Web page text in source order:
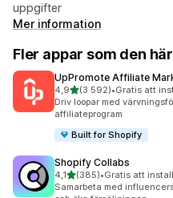
uppgifter
Mer information
Fler appar som den här
UpPromote Affiliate
4,9av 5 stjärnor
(3 592)
3592 recensioner totalt
•Gratis att
Driv loopar med
affiliateprogram
Built for Shopify
Shopify Collabs
4,1av 5 stjärnor
(385)
385 recensioner totalt
•Gratis att
Samarbeta med